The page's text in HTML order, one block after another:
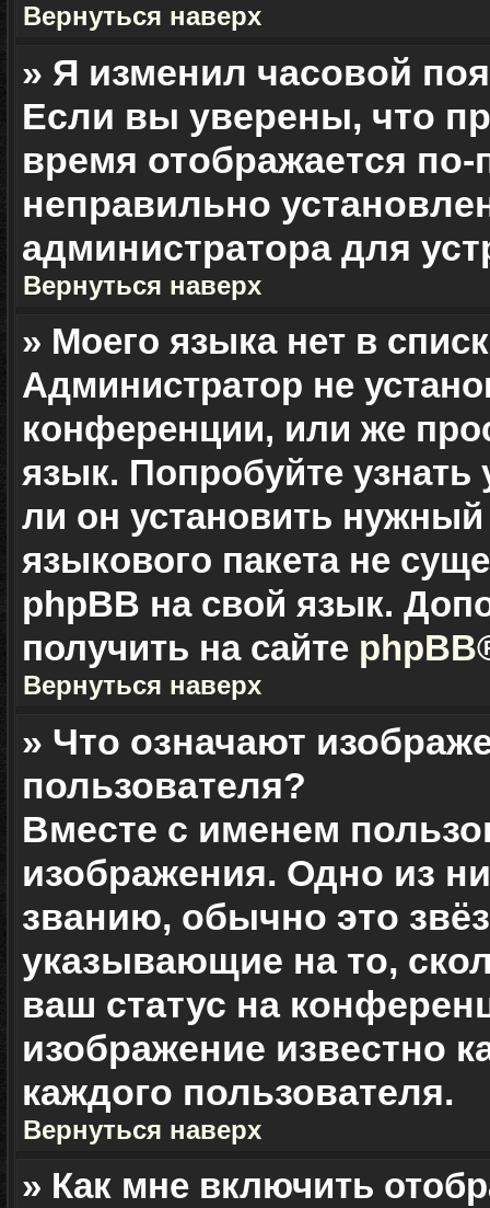
Вернуться наверх
» Я изменил часовой
Если вы уверены, что
время отображается
неправильно
администратора для
Вернуться наверх
» Моего языка нет в
Администратор не
конференции, или же
язык. Попробуйте
ли он установить
языкового пакета не
phpBB на свой язык.
получить на сайте phpBB
Вернуться наверх
» Что означают
пользователя?
Вместе с именем
изображения. Одно из
званию, обычно это
указывающие на то,
ваш статус на
изображение известно
каждого пользователя.
Вернуться наверх
» Как мне включить